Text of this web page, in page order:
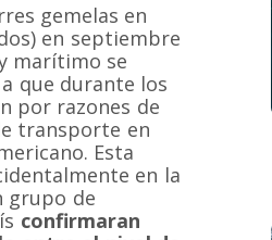
gemelas en
en septiembre
marítimo se
que durante los
por razones de
transporte en
Esta
en la
grupo de
confirmaran